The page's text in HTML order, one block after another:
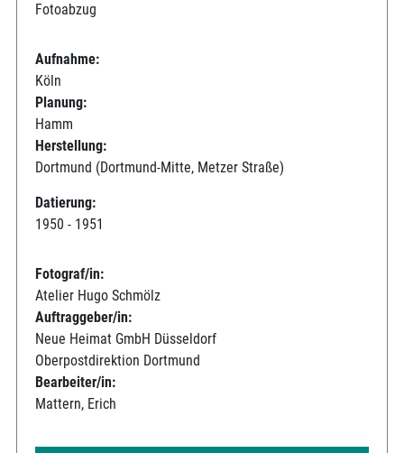
Fotoabzug
Aufnahme:
Köln
Planung:
Hamm
Herstellung:
Dortmund (Dortmund-Mitte, Metzer Straße)
Datierung:
1950 - 1951
Fotograf/in:
Atelier Hugo Schmölz
Auftraggeber/in:
Neue Heimat GmbH Düsseldorf
Oberpostdirektion Dortmund
Bearbeiter/in:
Mattern, Erich